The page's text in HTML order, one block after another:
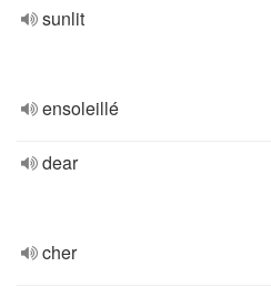
sunlit
ensoleillé
dear
cher